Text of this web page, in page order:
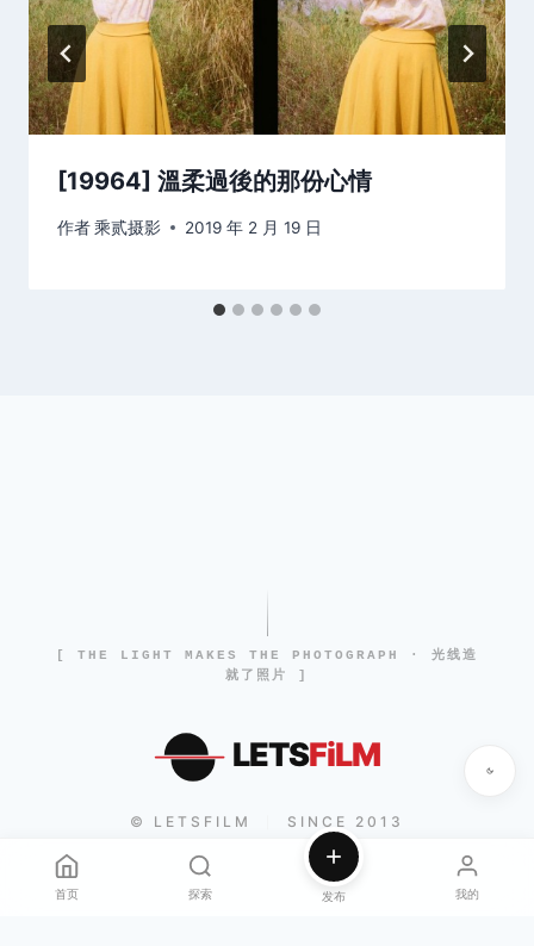
[19964] 溫柔過後的那份心情
作者乘贰摄影 2019 年 2 月 19 日
[ THE LIGHT MAKES THE PHOTOGRAPH · 光线造
就了照片 ]
LETSFiLM
© LETSFILM SINCE 2013
首页 探索 发布 我的